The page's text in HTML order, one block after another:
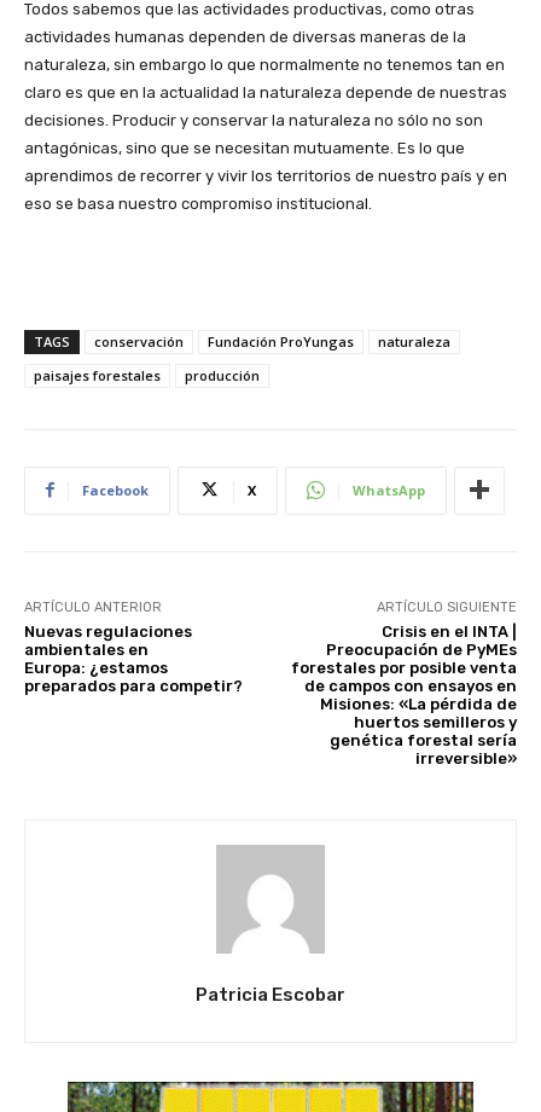
Todos sabemos que las actividades productivas, como otras
actividades humanas dependen de diversas maneras de la
naturaleza, sin embargo lo que normalmente no tenemos tan en
claro es que en la actualidad la naturaleza depende de nuestras
decisiones. Producir y conservar la naturaleza no sólo no son
antagónicas, sino que se necesitan mutuamente. Es lo que
aprendimos de recorrer y vivir los territorios de nuestro país y en
eso se basa nuestro compromiso institucional.
TAGS conservación Fundación ProYungas
naturaleza
paisajes forestales
producción
Facebook X WhatsApp
ARTÍCULO ANTERIOR
Nuevas regulaciones
ambientales en
Europa: ¿estamos
preparados para competir?
ARTÍCULO SIGUIENTE
Crisis en el INTA |
Preocupación de PyMEs
forestales por posible venta
de campos con ensayos en
Misiones: «La pérdida de
huertos semilleros y
genética forestal sería
irreversible»
Patricia Escobar